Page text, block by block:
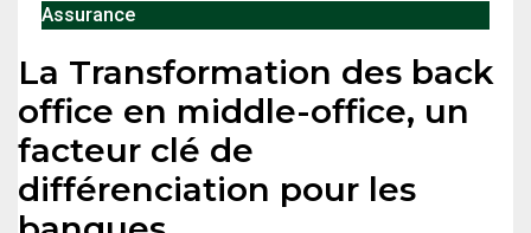
Assurance
La Transformation des back
office en middle-office, un
facteur clé de
différenciation pour les